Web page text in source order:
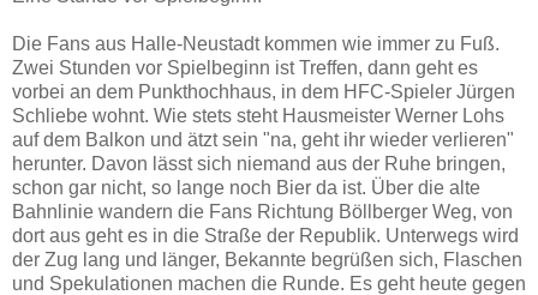
Die Fans aus Halle-Neustadt kommen wie immer zu Fuß.
Zwei Stunden vor Spielbeginn ist Treffen, dann geht es
vorbei an dem Punkthochhaus, in dem HFC-Spieler Jürgen
Schliebe wohnt. Wie stets steht Hausmeister Werner Lohs
auf dem Balkon und ätzt sein "na, geht ihr wieder verlieren"
herunter. Davon lässt sich niemand aus der Ruhe bringen,
schon gar nicht, so lange noch Bier da ist. Über die alte
Bahnlinie wandern die Fans Richtung Böllberger Weg, von
dort aus geht es in die Straße der Republik. Unterwegs wird
der Zug lang und länger, Bekannte begrüßen sich, Flaschen
und Spekulationen machen die Runde. Es geht heute gegen